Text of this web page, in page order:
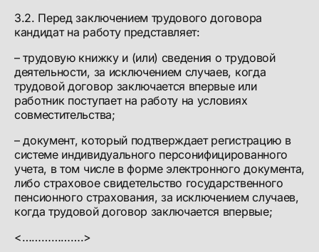
3.2. Перед заключением трудового договора
кандидат на работу представляет:
– трудовую книжку и (или) сведения о трудовой
деятельности, за исключением случаев, когда
трудовой договор заключается впервые или
работник поступает на работу на условиях
совместительства;
– документ, который подтверждает регистрацию в
системе индивидуального персонифицированного
учета, в том числе в форме электронного документа,
либо страховое свидетельство государственного
пенсионного страхования, за исключением случаев,
когда трудовой договор заключается впервые;
<……………….>